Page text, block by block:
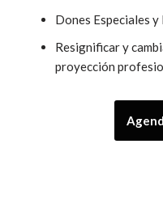
Dones Especiales
Resignificar y
proyección